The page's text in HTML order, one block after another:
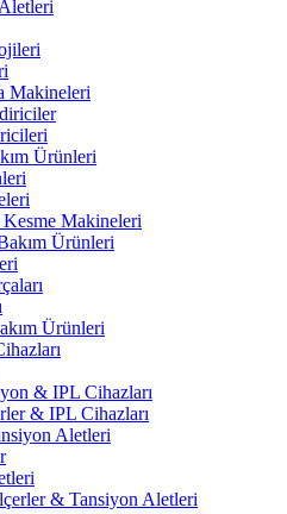
Makineleri
Ürünleri
Makineleri
Ürünleri
Ürünleri
& IPL Cihazları
& IPL Cihazları
Aletleri
& Tansiyon Aletleri